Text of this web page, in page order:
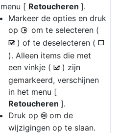
menu [ Retoucheren ].
Markeer de opties en druk
op 2 om te selecteren (
M ) of te deselecteren ( U
). Alleen items die met
een vinkje ( M ) zijn
gemarkeerd, verschijnen
in het menu [
Retoucheren ].
Druk op J om de
wijzigingen op te slaan.